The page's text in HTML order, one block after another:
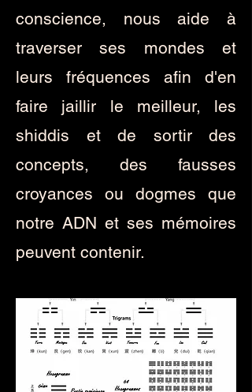
conscience, nous aide à
traverser ses mondes et
leurs fréquences afin d'en
faire jaillir le meilleur, les
shiddis et de sortir des
concepts, des fausses
croyances ou dogmes que
notre ADN et ses mémoires
peuvent contenir.